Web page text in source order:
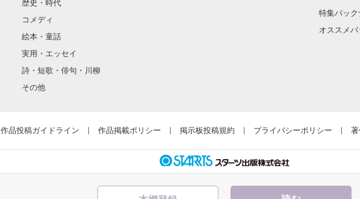
怖くて近づいてはいけない人だと思っていたのに
「なんかあったら連絡して。すぐ助けに行く」
噂や見た目とは違って、私にはすごく優しい
天地くんは私にとってヒーローのような人だった。
歴史・時代
コメディ
絵本・童話
実用・エッセイ
詩・短歌・俳句・川柳
その他
特集バッ
オススメ
作品投稿ガイドライン 作品掲載ポリシー 掲示板投稿規約 プライバシーポリシー